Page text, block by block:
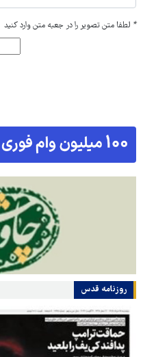
* لطفا متن تصویر را در جعبه متن وارد کنید
روزنامه قدس